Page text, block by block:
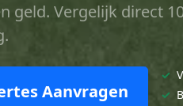
geld. Vergelijk direct
Aanvragen
✓
✓